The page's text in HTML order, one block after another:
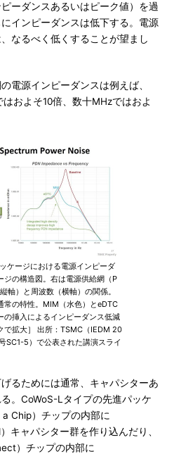
ーダンスあるいはピーク値）を過
インピーダンスは低下する。電源
なるべく低くすることが望まし
電源インピーダンスは例えば、
およそ10倍、数十MHzではおよ
ケージにおける電源インピーダ
ジの構造図。右は電源供給網（P
軸）と周波数（横軸）の関係。
常の特性。MIM（水色）とeDTC
の挿入によるインピーダンス低減
で拡大］ 出所：TSMC（IEDM 20
SC1-5）で公表された講演スライ
るためには通常、キャパシターあ
。CoWoS-Lタイプの先進パッケ
Chip）チップの内部に
キャパシター群を作り込んだり、
）チップの内部に